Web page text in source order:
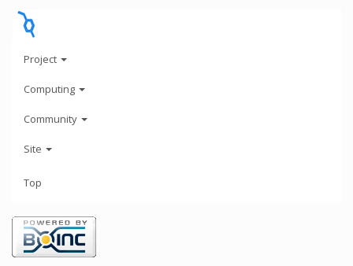
Project
Computing
Community
Site
Top